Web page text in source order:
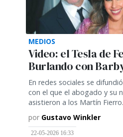
MEDIOS
Video: el Tesla de
Burlando con
En redes sociales se
con el que el abogado y su
asistieron a los Martín Fierro.
por Gustavo Winkler
22-05-2026 16:33